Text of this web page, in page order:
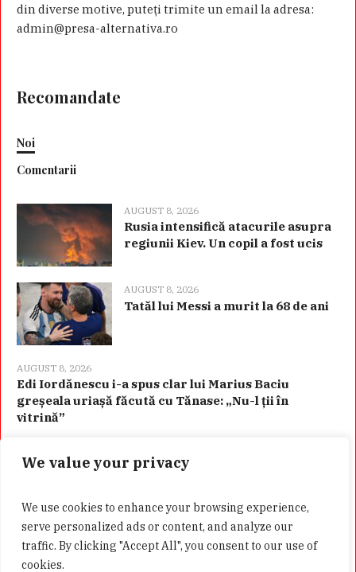
We value your privacy
We use cookies to enhance your browsing experience,
serve personalized ads or content, and analyze our
traffic. By clicking "Accept All", you consent to our use of
cookies.
din diverse motive, puteţi trimite un email la adresa:
admin@presa-alternativa.ro
Recomandate
Noi
Comentarii
AUGUST 8, 2026
Rusia intensifică atacurile asupra
regiunii Kiev. Un copil a fost ucis
AUGUST 8, 2026
Tatăl lui Messi a murit la 68 de ani
AUGUST 8, 2026
Edi Iordănescu i-a spus clar lui Marius Baciu
greșeala uriașă făcută cu Tănase: „Nu-l ții în
vitrină”
Categorii